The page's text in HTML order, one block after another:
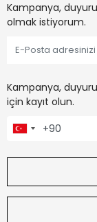
Kampanya,
olmak istiyorum.
Kampanya,
için kayıt olun.